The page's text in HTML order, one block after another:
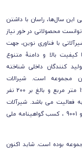
آغاز کرد. طی این سال‌ها، راسان با داشتن
محصولاتی در خور نیاز
با فناوری نوین، جهت
کیفیت بالا و دامنۀ متنوع
کنندگان داخلی شناخته
مجموعه است. شیرالات
راسان اکنون با دارا بودن کارخانه ای به مساحت 16000 متر مربع و بالغ بر 200 نفر
فعالیت می باشد.شیرآلات
دارای تا کنون موفق به اخذ کلیه گواهینامه ایزو 9001 ، کسب گواهینامه ملی
بوده است. شاید اکنون